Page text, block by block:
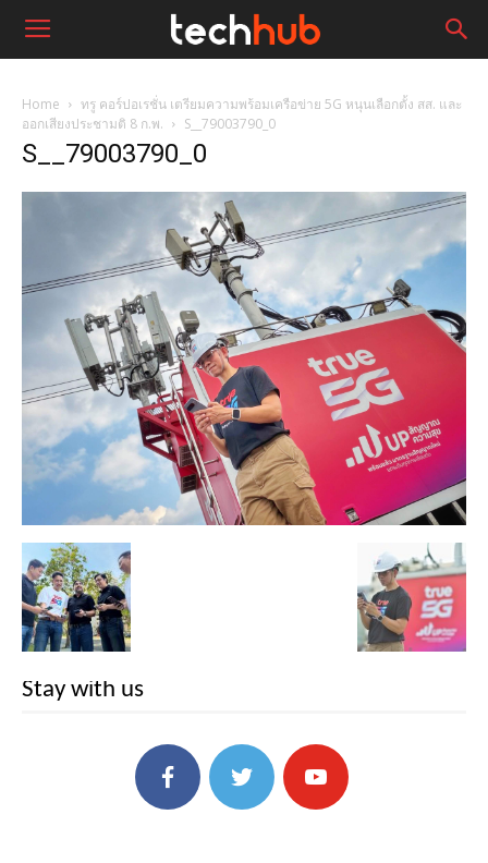
Home
ทรู คอร์ปอเรชั่น เตรียมความพร้อมเครือข่าย 5G หนุนเลือกตั้ง สส. และ
ออกเสียงประชามติ 8 ก.พ.
S__79003790_0
S__79003790_0
Stay with us